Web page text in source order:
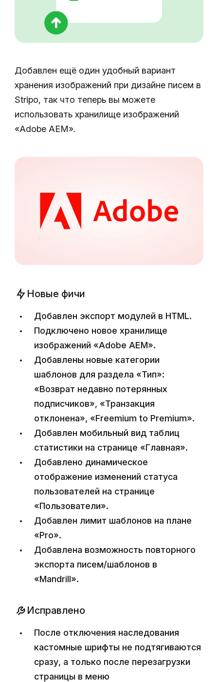
Добавлен ещё один удобный вариант
хранения изображений при дизайне писем в
Stripo, так что теперь вы можете
использовать хранилище изображений
«Adobe AEM».
Новые фичи
Добавлен экспорт модулей в HTML.
Подключено новое хранилище
изображений «Adobe AEM».
Добавлены новые категории
шаблонов для раздела «Тип»:
«Возврат недавно потерянных
подписчиков», «Транзакция
отклонена», «Freemium to Premium».
Добавлен мобильный вид таблиц
статистики на странице «Главная».
Добавлено динамическое
отображение изменений статуса
пользователей на странице
«Пользователи».
Добавлен лимит шаблонов на плане
«Pro».
Добавлена возможность повторного
экспорта писем/шаблонов в
«Mandrill».
Исправлено
После отключения наследования
кастомные шрифты не подтягиваются
сразу, а только после перезагрузки
страницы в меню